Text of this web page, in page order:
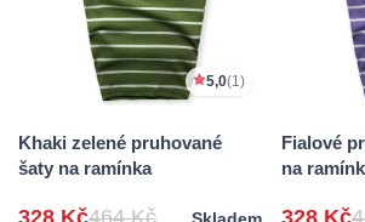
5,0(1)
Khaki zelené pruhované
šaty na ramínka
328 Kč464 Kč
Fialové
na
328 Kč